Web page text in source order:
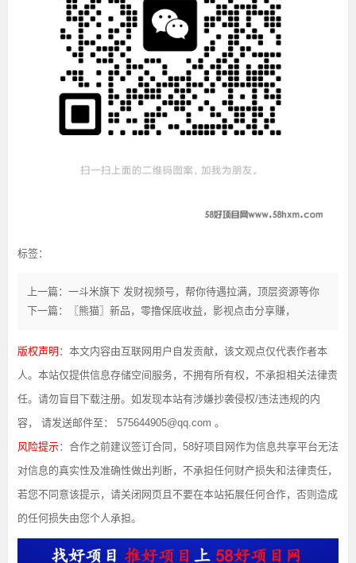
标签：
上一篇：一斗米旗下 发财视频号，帮你待遇拉满，顶层资源等你
下一篇：〖熊猫〗新品，零撸保底收益，影视点击分享赚，
版权声明 ：本文内容由互联网用户自发贡献，该文观点仅代表作者本
人。本站仅提供信息存储空间服务，不拥有所有权，不承担相关法律责
任。请勿盲目下载注册。如发现本站有涉嫌抄袭侵权/违法违规的内
容， 请发送邮件至： 575644905@qq.com 。
风险提示：合作之前建议签订合同，58好项目网作为信息共享平台无法
对信息的真实性及准确性做出判断，不承担任何财产损失和法律责任，
若您不同意该提示，请关闭网页且不要在本站拓展任何合作，否则造成
的任何损失由您个人承担。